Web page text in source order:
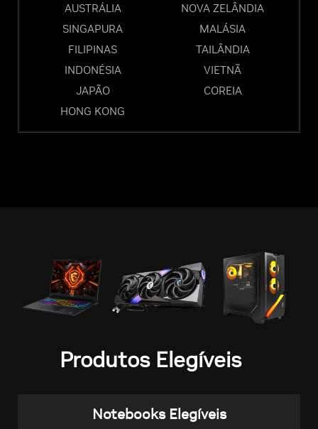
AUSTRÁLIA
NOVA ZELÂNDIA
SINGAPURA
MALÁSIA
FILIPINAS
TAILÂNDIA
INDONÉSIA
VIETNÃ
JAPÃO
COREIA
HONG KONG
Produtos Elegíveis
Notebooks Elegíveis